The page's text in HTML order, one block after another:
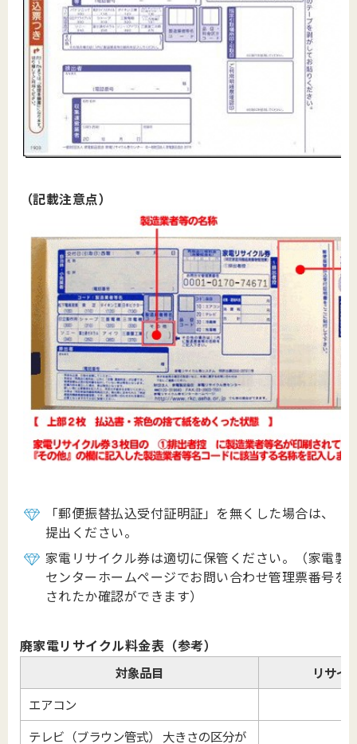
（記載注意点）
「郵便振替払込受付証明証」を無くした場合は、「
提出ください。
家電リサイクル券は適切に保管ください。（家電製
センターホームページでお問い合わせ管理票番号を
されたか確認ができます）
廃家電リサイクル料金表（参考）
対象品目
リサイ
エアコン
テレビ（ブラウン管式） 大きさの区分が